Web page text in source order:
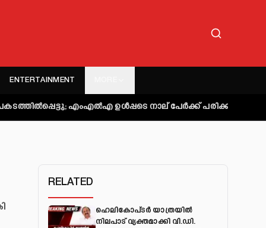
ENTERTAINMENT
എംഎല്‍എ ഉള്‍പ്പടെ നാല് പേര്‍ക്ക് പരിക്ക് കുറ്റിപ്പുറം ബസ്
RELATED
ഹെലികോപ്ടർ യാത്രയിൽ
നിലപാട് വ്യക്തമാക്കി വി.ഡി.